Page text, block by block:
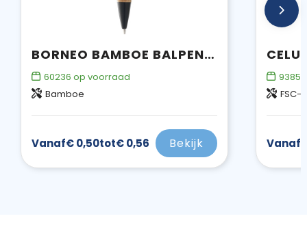
BORNEO BAMBOE BALPEN (ZWARTE INKT)
60236 op voorraad
Bamboe
Vanaf€ 0,50tot€ 0,56 Bekijk Vanaf